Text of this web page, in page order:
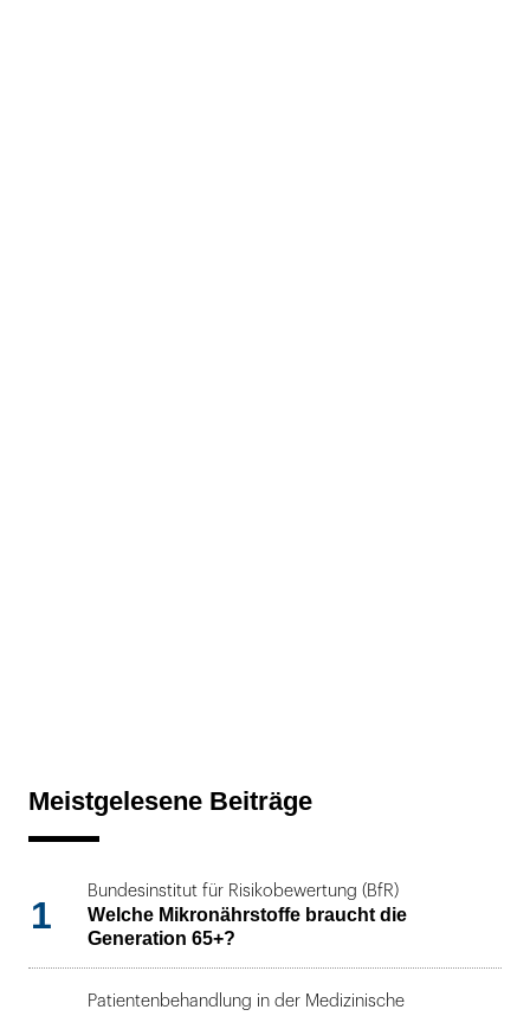
Meistgelesene Beiträge
1
Bundesinstitut für Risikobewertung (BfR)
Welche Mikronährstoffe braucht die
Generation 65+?
Patientenbehandlung in der Medizinische